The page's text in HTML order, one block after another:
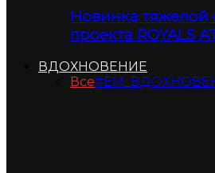
Новинка тяжелой
проекта ROYALS
ВДОХНОВЕНИЕ
Все